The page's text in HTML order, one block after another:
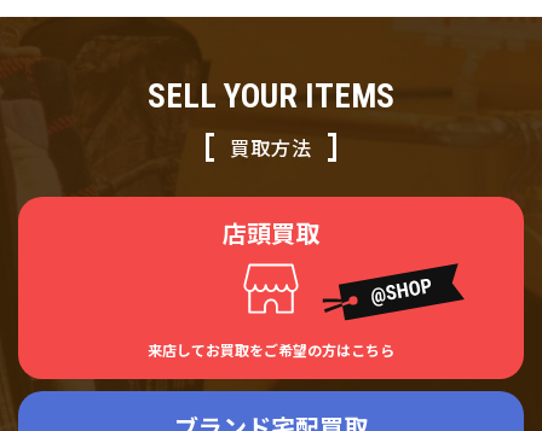
SELL YOUR ITEMS
買取方法
店頭買取
来店してお買取をご希望の方はこちら